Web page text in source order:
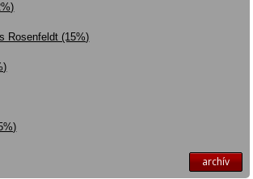
Rosenfeldt (15%)
archív